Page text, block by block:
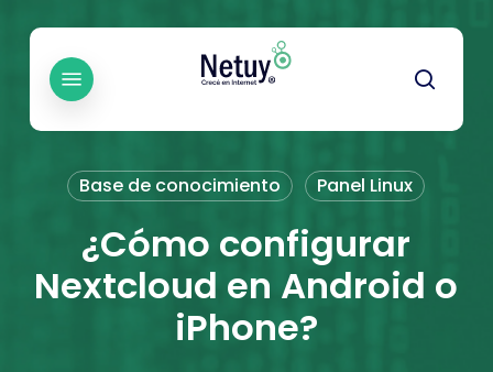
content
Menu
Base de conocimiento Panel Linux
¿Cómo configurar
Nextcloud en Android o
iPhone?